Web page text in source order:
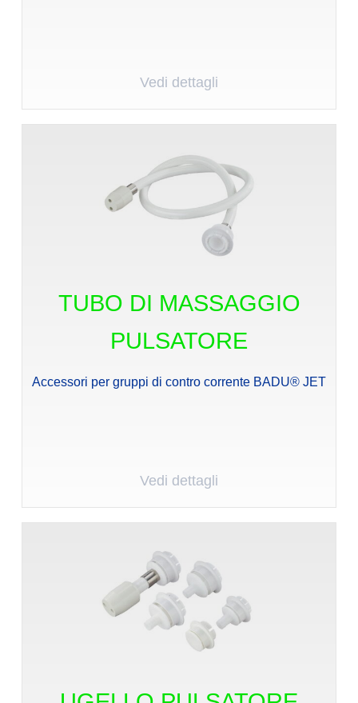
Vedi dettagli
TUBO DI MASSAGGIO
PULSATORE
Accessori per gruppi di contro corrente BADU® JET
Vedi dettagli